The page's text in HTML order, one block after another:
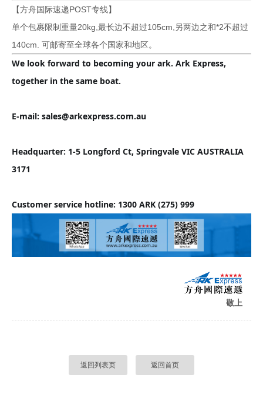
【方舟国际速递POST专线】
单个包裹限制重量20kg,最长边不超过105cm,另两边之和*2不超过
140cm. 可邮寄至全球各个国家和地区。
We look forward to becoming your ark. Ark Express,
together in the same boat.
E-mail: sales@arkexpress.com.au
Headquarter: 1-5 Longford Ct, Springvale VIC AUSTRALIA
3171
Customer service hotline: 1300 ARK (275) 999
敬上
返回列表页 返回首页